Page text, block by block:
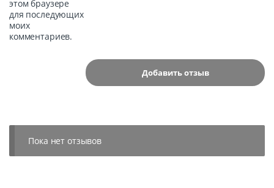
этом браузере
для последующих
моих
комментариев.
Пока нет отзывов